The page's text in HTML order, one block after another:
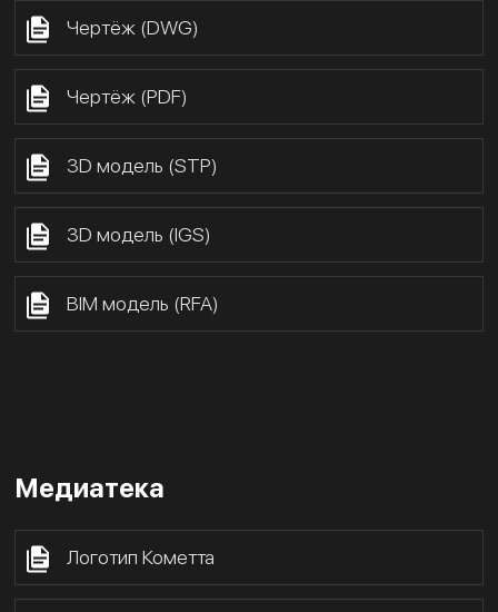
Чертёж (DWG)
Чертёж (PDF)
3D модель (STP)
3D модель (IGS)
BIM модель (RFA)
Медиатека
Логотип Кометта